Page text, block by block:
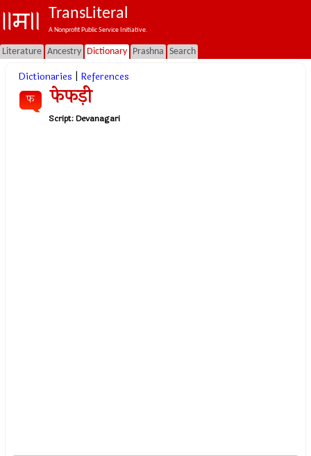
TransLiteral
A Nonprofit Public Service Initiative.
Literature Ancestry Dictionary Prashna Search
Dictionaries References
फ फेफड़ी
Script:Devanagari